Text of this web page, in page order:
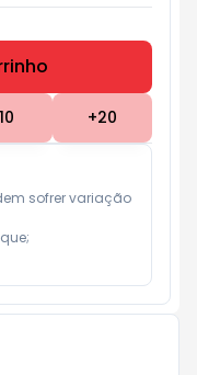
10 +20
sofrer variação